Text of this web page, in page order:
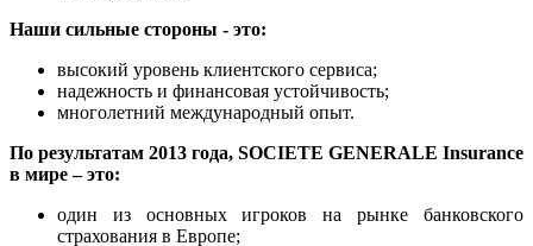
Наши сильные стороны - это:
высокий уровень клиентского сервиса;
надежность и финансовая устойчивость;
многолетний международный опыт.
По результатам 2013 года, SOCIETE GENERALE Insurance
в мире – это:
один из основных игроков на рынке банковского
страхования в Европе;